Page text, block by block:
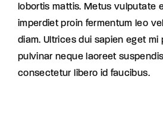
lobortis mattis. Metus vulputate
imperdiet proin fermentum leo
diam. Ultrices dui sapien eget mi
pulvinar neque laoreet
consectetur libero id faucibus.